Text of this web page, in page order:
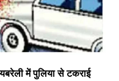
में पुलिया से टकराई